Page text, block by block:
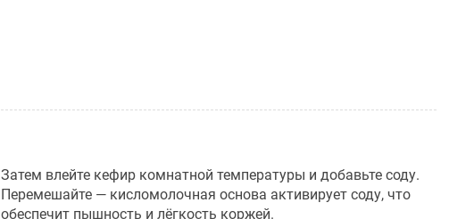
Затем влейте кефир комнатной температуры и добавьте соду.
Перемешайте — кисломолочная основа активирует соду, что
обеспечит пышность и лёгкость коржей.